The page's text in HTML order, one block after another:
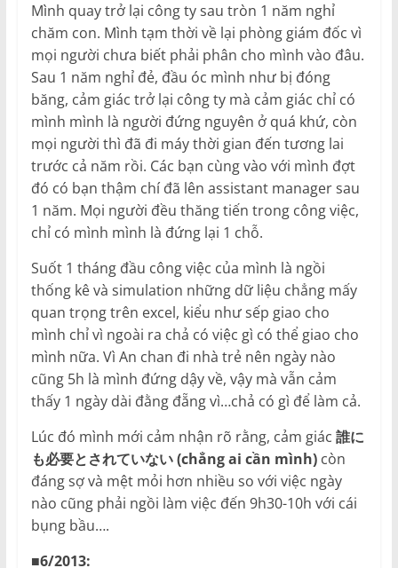
Mình quay trở lại công ty sau tròn 1 năm nghỉ
chăm con. Mình tạm thời về lại phòng giám đốc vì
mọi người chưa biết phải phân cho mình vào đâu.
Sau 1 năm nghỉ đẻ, đầu óc mình như bị đóng
băng, cảm giác trở lại công ty mà cảm giác chỉ có
mình mình là người đứng nguyên ở quá khứ, còn
mọi người thì đã đi máy thời gian đến tương lai
trước cả năm rồi. Các bạn cùng vào với mình đợt
đó có bạn thậm chí đã lên assistant manager sau
1 năm. Mọi người đều thăng tiến trong công việc,
chỉ có mình mình là đứng lại 1 chỗ.
Suốt 1 tháng đầu công việc của mình là ngồi
thống kê và simulation những dữ liệu chẳng mấy
quan trọng trên excel, kiểu như sếp giao cho
mình chỉ vì ngoài ra chả có việc gì có thể giao cho
mình nữa. Vì An chan đi nhà trẻ nên ngày nào
cũng 5h là mình đứng dậy về, vậy mà vẫn cảm
thấy 1 ngày dài đằng đẵng vì…chả có gì để làm cả.
Lúc đó mình mới cảm nhận rõ rằng, cảm giác 誰に
も必要とされていない (chẳng ai cần mình)còn
đáng sợ và mệt mỏi hơn nhiều so với việc ngày
nào cũng phải ngồi làm việc đến 9h30-10h với cái
bụng bầu….
■6/2013: